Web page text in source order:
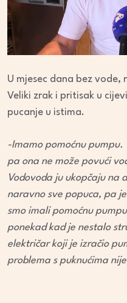
U mjesec dana bez vode,
Veliki zrak i pritisak u
pucanje u istima.
-Imamo pomoćnu
pa ona ne može povući
Vodovoda ju ukopčaju na
naravno sve popuca, pa
smo imali pomoćnu
ponekad kad je nestalo
električar koji je izračio
problema s puknućima